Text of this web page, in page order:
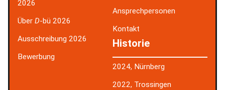
2026
Über D-bü 2026
Ausschreibung 2026
Bewerbung
Ansprechpersonen
Kontakt
Historie
2024, Nürnberg
2022, Trossingen